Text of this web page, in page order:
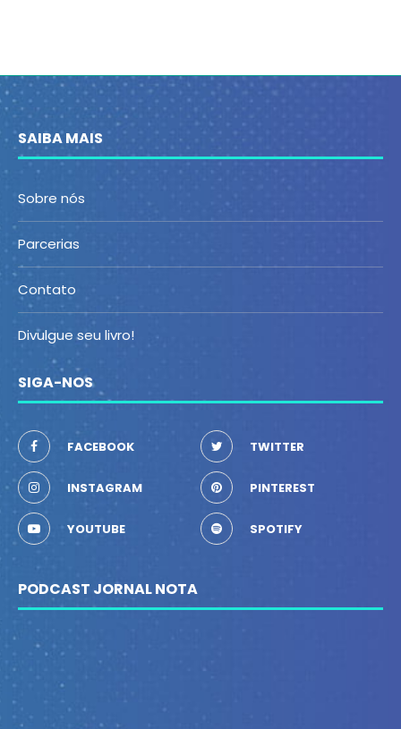
SAIBA MAIS
Sobre nós
Parcerias
Contato
Divulgue seu livro!
SIGA-NOS
FACEBOOK TWITTER
INSTAGRAM PINTEREST
YOUTUBE SPOTIFY
PODCAST JORNAL NOTA